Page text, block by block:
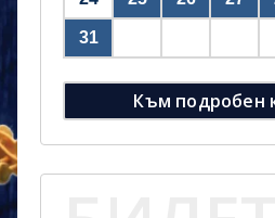
31
Към подробен